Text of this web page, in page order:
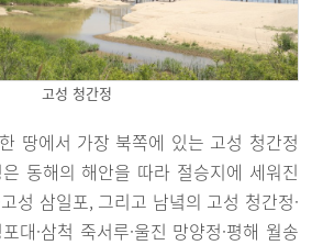
고성 청간정
땅에서 가장 북쪽에 있는 고성 청간정
동해의 해안을 따라 절승지에 세워진
성 삼일포, 그리고 남녘의 고성 청간정·
대·삼척 죽서루·울진 망양정·평해 월송